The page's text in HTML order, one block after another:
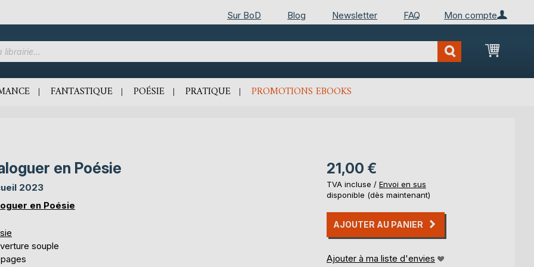
Mon compte
Sur BoD Blog Newsletter FAQ
Mon
FANTASTIQUE POÉSIE PRATIQUE PROMOTIONS EBOOKS
en Poésie
2023
en Poésie
souple
21,00 €
TVA incluse / Envoi en sus
disponible (dès maintenant)
AJOUTER AU PANIER
Ajouter à ma liste d'envies